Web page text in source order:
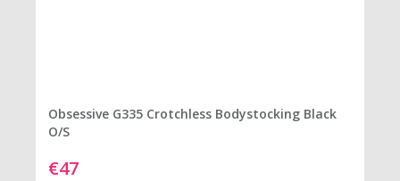
Obsessive G335 Crotchless Bodystocking Black
O/S
€47